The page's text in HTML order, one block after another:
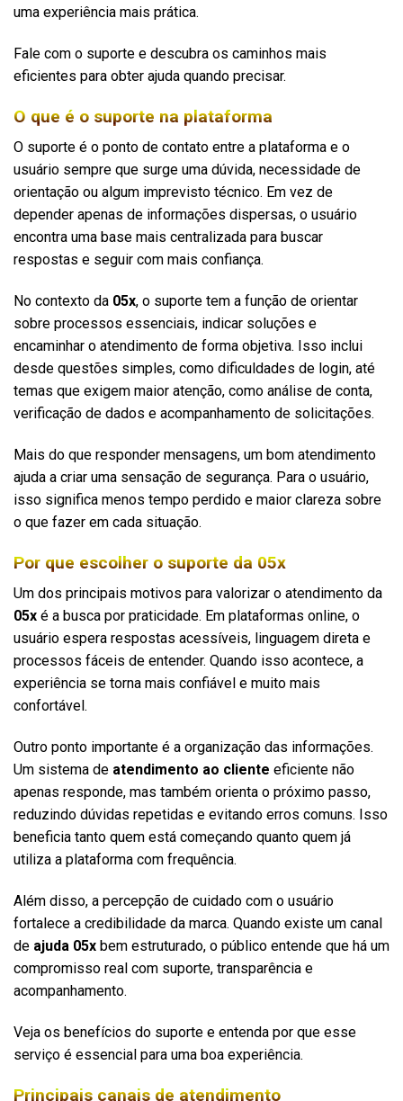
uma experiência mais prática.
Fale com o suporte e descubra os caminhos mais
eficientes para obter ajuda quando precisar.
O que é o suporte na plataforma
O suporte é o ponto de contato entre a plataforma e o
usuário sempre que surge uma dúvida, necessidade de
orientação ou algum imprevisto técnico. Em vez de
depender apenas de informações dispersas, o usuário
encontra uma base mais centralizada para buscar
respostas e seguir com mais confiança.
No contexto da 05x, o suporte tem a função de orientar
sobre processos essenciais, indicar soluções e
encaminhar o atendimento de forma objetiva. Isso inclui
desde questões simples, como dificuldades de login, até
temas que exigem maior atenção, como análise de conta,
verificação de dados e acompanhamento de solicitações.
Mais do que responder mensagens, um bom atendimento
ajuda a criar uma sensação de segurança. Para o usuário,
isso significa menos tempo perdido e maior clareza sobre
o que fazer em cada situação.
Por que escolher o suporte da 05x
Um dos principais motivos para valorizar o atendimento da
05x é a busca por praticidade. Em plataformas online, o
usuário espera respostas acessíveis, linguagem direta e
processos fáceis de entender. Quando isso acontece, a
experiência se torna mais confiável e muito mais
confortável.
Outro ponto importante é a organização das informações.
Um sistema de atendimento ao cliente eficiente não
apenas responde, mas também orienta o próximo passo,
reduzindo dúvidas repetidas e evitando erros comuns. Isso
beneficia tanto quem está começando quanto quem já
utiliza a plataforma com frequência.
Além disso, a percepção de cuidado com o usuário
fortalece a credibilidade da marca. Quando existe um canal
de ajuda 05x bem estruturado, o público entende que há um
compromisso real com suporte, transparência e
acompanhamento.
Veja os benefícios do suporte e entenda por que esse
serviço é essencial para uma boa experiência.
Principais canais de atendimento